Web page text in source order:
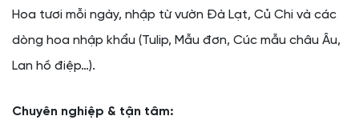
Hoa tươi mỗi ngày, nhập từ vườn Đà Lạt, Củ Chi và các
dòng hoa nhập khẩu (Tulip, Mẫu đơn, Cúc mẫu châu Âu,
Lan hồ điệp…).
Chuyên nghiệp & tận tâm: